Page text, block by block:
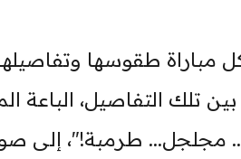
طقوسها
تلك التفاصيل، الباعة
مجلجل... طرمبة!"، إلى